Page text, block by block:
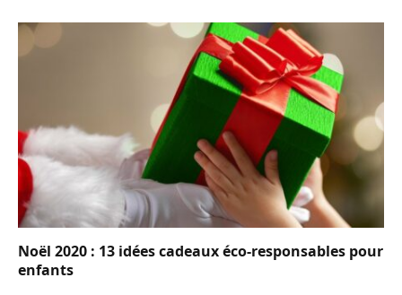
Noël 2020 : 13 idées cadeaux éco-responsables pour
enfants